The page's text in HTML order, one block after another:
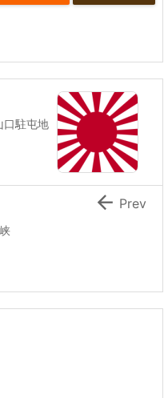
口駐屯地
 Prev